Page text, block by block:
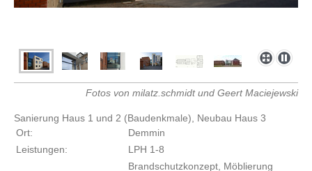
Fotos von milatz.schmidt und Geert Maciejewski
Sanierung Haus 1 und 2 (Baudenkmale), Neubau Haus 3
Ort:
Demmin
Leistungen:
LPH 1-8
Brandschutzkonzept, Möblierung